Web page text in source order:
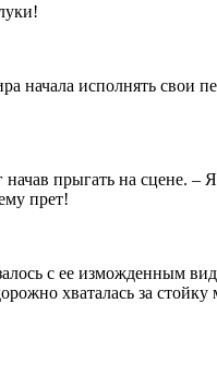
начала исполнять свои
прыгать на сцене. –
прет!
с ее изможденным
хваталась за